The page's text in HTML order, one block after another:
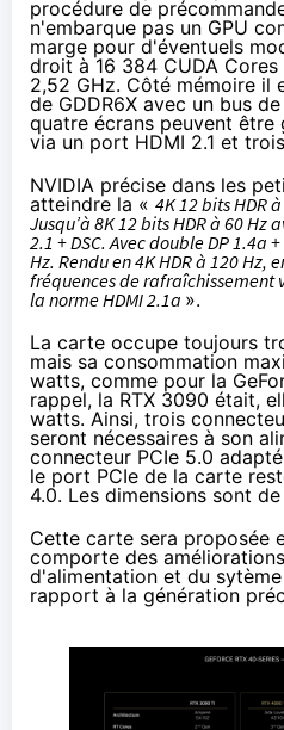
procédure de
n'embarque pas un GPU
marge pour d'éventuels
droit à 16 384 CUDA
2,52 GHz. Côté mémoire il
de GDDR6X avec un bus
quatre écrans peuvent être
via un port HDMI 2.1 et
NVIDIA précise dans les
atteindre la « 4K 12 bits HDR
Jusqu’à 8K 12 bits HDR à 60 Hz
2.1 + DSC. Avec double DP 1.4a
Hz. Rendu en 4K HDR à 120 Hz,
fréquences de rafraîchissement
la norme HDMI 2.1a ».
La carte occupe toujours
mais sa consommation
watts, comme pour la
rappel, la RTX 3090 était,
watts. Ainsi, trois
seront nécessaires à son
connecteur PCIe 5.0
le port PCIe de la carte
4.0. Les dimensions sont
Cette carte sera proposée
comporte des
d'alimentation et du
rapport à la génération